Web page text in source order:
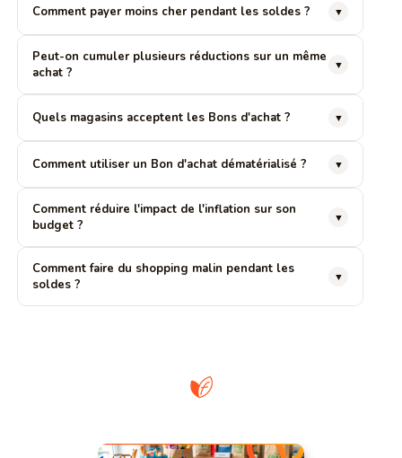
Comment payer moins cher pendant les soldes ? ▼
Peut-on cumuler plusieurs réductions sur un même
achat ?
▼
Quels magasins acceptent les Bons d'achat ? ▼
Comment utiliser un Bon d'achat dématérialisé ? ▼
Comment réduire l'impact de l'inflation sur son
budget ?
▼
Comment faire du shopping malin pendant les
soldes ?
▼